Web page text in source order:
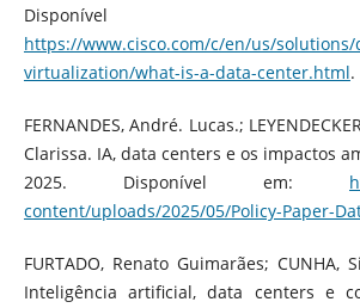
https://www.cisco.com/c/en/us/solutions/
virtualization/what-is-a-data-center.html.
FERNANDES, André. Lucas.;
Clarissa. IA, data centers e os impactos
2025. Disponível em:
content/uploads/2025/05/Policy-Paper-
FURTADO, Renato Guimarães; CUNHA,
Inteligência artificial, data centers e